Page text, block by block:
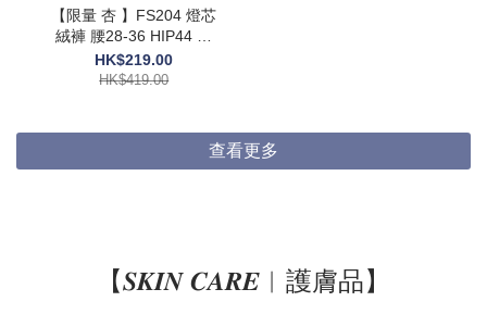
【限量 杏 】FS204 燈芯
絨褲 腰28-36 HIP44 長
39 $419
HK$219.00
HK$419.00
查看更多
【𝑺𝑲𝑰𝑵 𝑪𝑨𝑹𝑬︱護膚品】